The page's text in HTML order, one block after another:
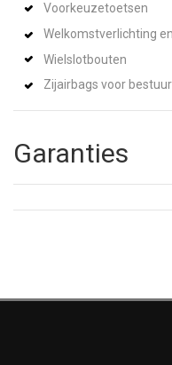
Voorkeuzetoetsen
Welkomstverlichting
Wielslotbouten
Zijairbags voor
Garanties